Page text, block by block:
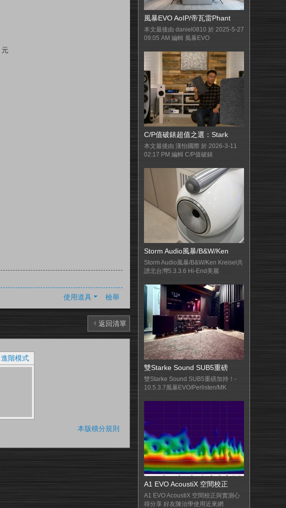
元
使用道具 檢舉
返回清單
進階模式
本版積分規則
風暴EVO AoIP/帝瓦雷Phant
本文最後由 daniel0810 於 2025-5-27
09:05 AM 編輯 風暴EVO
C/P值破錶超值之選：Stark
本文最後由 漢怡國際 於 2026-3-11
02:17 PM 編輯 C/P值破錶
Storm Audio風暴/B&W/Ken
Storm Audio風暴/B&W/Ken Kreisel共
譜北台灣5.3.3.6 Hi-End美麗
雙Starke Sound SUB5重磅
雙Starke Sound SUB5重磅加持！-
10.5.3.7風暴EVO/Perlisten/MK
A1 EVO AcoustiX 空間校正
A1 EVO AcoustiX 空間校正與實測心
得分享 好友陳治學使用近來網